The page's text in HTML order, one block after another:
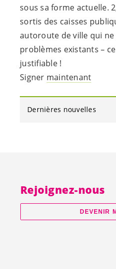
sous sa forme actuelle.
sortis des caisses
autoroute de ville qui ne
problèmes existants –
justifiable !
Signer maintenant
Dernières nouvelles
Rejoignez-nous
DEVENIR